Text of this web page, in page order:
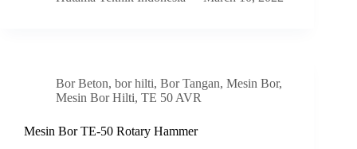
Bor Beton, bor hilti, Bor Tangan, Mesin Bor,
Mesin Bor Hilti, TE 50 AVR
Mesin Bor TE-50 Rotary Hammer